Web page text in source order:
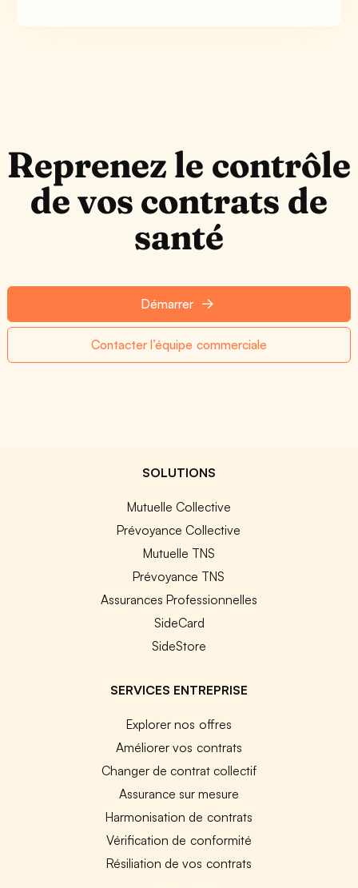
Reprenez le contrôle
de vos contrats de
santé
Démarrer
Contacter l’équipe commerciale
SOLUTIONS
Mutuelle Collective
Prévoyance Collective
Mutuelle TNS
Prévoyance TNS
Assurances Professionnelles
SideCard
SideStore
SERVICES ENTREPRISE
Explorer nos offres
Améliorer vos contrats
Changer de contrat collectif
Assurance sur mesure
Harmonisation de contrats
Vérification de conformité
Résiliation de vos contrats